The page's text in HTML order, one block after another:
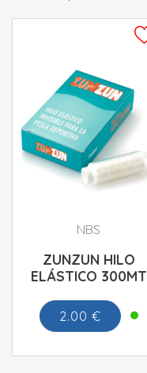
NBS
ZUNZUN HILO
ELÁSTICO 300MT
2.00 €